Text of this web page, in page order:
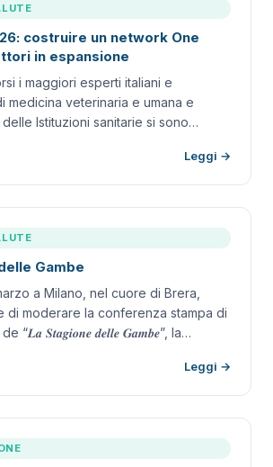
costruire un network One
in espansione
i maggiori esperti italiani e
medicina veterinaria e umana e
Istituzioni sanitarie si sono…
Leggi →
Gambe
a Milano, nel cuore di Brera,
di moderare la conferenza stampa di
“𝑳𝒂 𝑺𝒕𝒂𝒈𝒊𝒐𝒏𝒆 𝒅𝒆𝒍𝒍𝒆 𝑮𝒂𝒎𝒃𝒆”, la…
Leggi →